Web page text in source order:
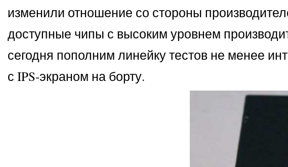
изменили отношение со стороны
доступные чипы с высоким уровнем
сегодня пополним линейку тестов не менее
с IPS-экраном на борту.